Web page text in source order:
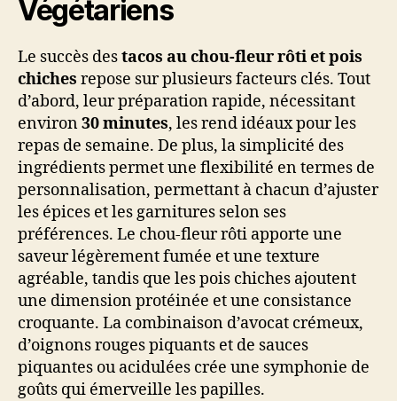
Végétariens
Le succès destacos au chou-fleur rôti et pois
chiches repose sur plusieurs facteurs clés. Tout
d’abord, leur préparation rapide, nécessitant
environ30 minutes, les rend idéaux pour les
repas de semaine. De plus, la simplicité des
ingrédients permet une flexibilité en termes de
personnalisation, permettant à chacun d’ajuster
les épices et les garnitures selon ses
préférences. Le chou-fleur rôti apporte une
saveur légèrement fumée et une texture
agréable, tandis que les pois chiches ajoutent
une dimension protéinée et une consistance
croquante. La combinaison d’avocat crémeux,
d’oignons rouges piquants et de sauces
piquantes ou acidulées crée une symphonie de
goûts qui émerveille les papilles.